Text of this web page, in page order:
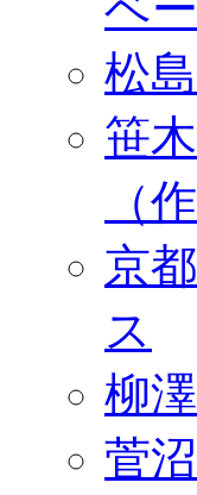
松
笹
（
京
ス
柳
菅